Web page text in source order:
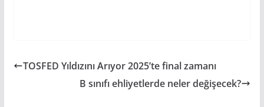
TOSFED Yıldızını Arıyor 2025’te final zamanı
B sınıfı ehliyetlerde neler değişecek?